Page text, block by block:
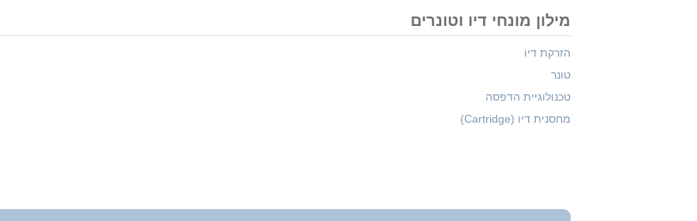
מילון מונחי דיו וטונרים
הזרקת דיו
טונר
טכנולוגיית הדפסה
מחסנית דיו (Cartridge)